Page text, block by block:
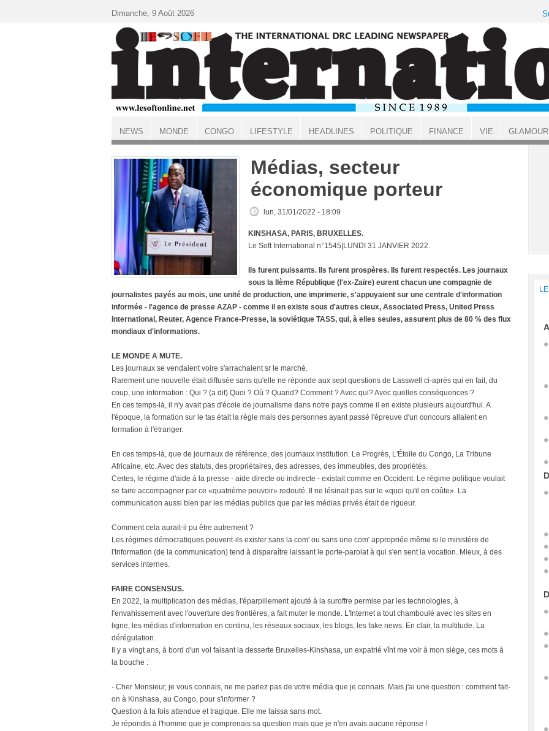
ACCUEIL
Médias, secteur
économique porteur
lun, 31/01/2022 - 18:09
KINSHASA, PARIS, BRUXELLES.
Le Soft International n°1545|LUNDI 31 JANVIER 2022.
Ils furent puissants. Ils furent prospères. Ils furent respectés. Les journaux
sous la IIème République (l'ex-Zaïre) eurent chacun une compagnie de
journalistes payés au mois, une unité de production, une imprimerie, s'appuyaient sur une centrale d'information
informée - l'agence de presse AZAP - comme il en existe sous d'autres cieux, Associated Press, United Press
International, Reuter, Agence France-Presse, la soviétique TASS, qui, à elles seules, assurent plus de 80 % des flux
mondiaux d'informations.
LE MONDE A MUTE.
Les journaux se vendaient voire s'arrachaient sr le marché.
Rarement une nouvelle était diffusée sans qu'elle ne réponde aux sept questions de Lasswell ci-après qui en fait, du
coup, une information : Qui ? (a dit) Quoi ? Où ? Quand? Comment ? Avec qui? Avec quelles conséquences ?
En ces temps-là, il n'y avait pas d'école de journalisme dans notre pays comme il en existe plusieurs aujourd'hui. A
l'époque, la formation sur le tas était la règle mais des personnes ayant passé l'épreuve d'un concours allaient en
formation à l'étranger.
En ces temps-là, que de journaux de référence, des journaux institution. Le Progrès, L'Étoile du Congo, La Tribune
Africaine, etc. Avec des statuts, des propriétaires, des adresses, des immeubles, des propriétés.
Certes, le régime d'aide à la presse - aide directe ou indirecte - existait comme en Occident. Le régime politique voulait
se faire accompagner par ce «quatrième pouvoir» redouté. Il ne lésinait pas sur le «quoi qu'il en coûte». La
communication aussi bien par les médias publics que par les médias privés était de rigueur.
Comment cela aurait-il pu être autrement ?
Les régimes démocratiques peuvent-ils exister sans la com' ou sans une com' appropriée même si le ministère de
l'Information (de la communication) tend à disparaître laissant le porte-parolat à qui s'en sent la vocation. Mieux, à des
services internes.
FAIRE CONSENSUS.
En 2022, la multiplication des médias, l'éparpillement ajouté à la suroffre permise par les technologies, à
l'envahissement avec l'ouverture des frontières, a fait muter le monde. L'Internet a tout chamboulé avec les sites en
ligne, les médias d'information en continu, les réseaux sociaux, les blogs, les fake news. En clair, la multitude. La
dérégulation.
Il y a vingt ans, à bord d'un vol faisant la desserte Bruxelles-Kinshasa, un expatrié vînt me voir à mon siège, ces mots à
la bouche :
- Cher Monsieur, je vous connais, ne me parlez pas de votre média que je connais. Mais j'ai une question : comment fait-
on à Kinshasa, au Congo, pour s'informer ?
Question à la fois attendue et tragique. Elle me laissa sans mot.
Je répondis à l'homme que je comprenais sa question mais que je n'en avais aucune réponse !
Dimanche, 9 Août 2026
NEWS MONDE CONGO LIFESTYLE HEADLINES POLITIQUE FINANCE VIE GLAMOUR